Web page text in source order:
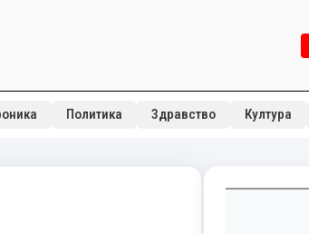
Политика Здравство Култура